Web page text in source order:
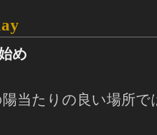
め
当たりの良い場所